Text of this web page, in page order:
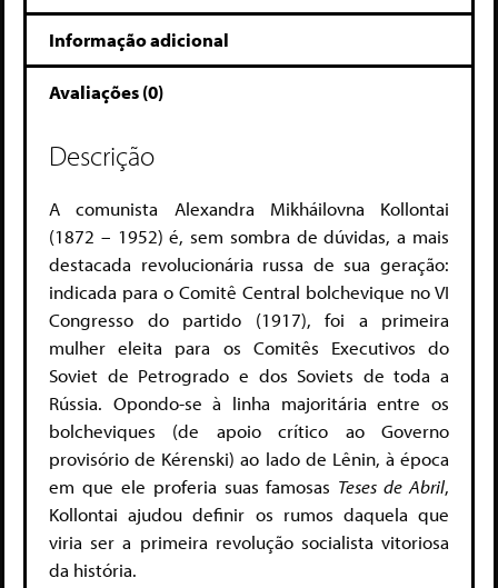
Informação adicional
Avaliações (0)
Descrição
A comunista Alexandra Mikháilovna Kollontai
(1872 – 1952) é, sem sombra de dúvidas, a mais
destacada revolucionária russa de sua geração:
indicada para o Comitê Central bolchevique no VI
Congresso do partido (1917), foi a primeira
mulher eleita para os Comitês Executivos do
Soviet de Petrogrado e dos Soviets de toda a
Rússia. Opondo-se à linha majoritária entre os
bolcheviques (de apoio crítico ao Governo
provisório de Kérenski) ao lado de Lênin, à época
em que ele proferia suas famosas Teses de Abril,
Kollontai ajudou definir os rumos daquela que
viria ser a primeira revolução socialista vitoriosa
da história.